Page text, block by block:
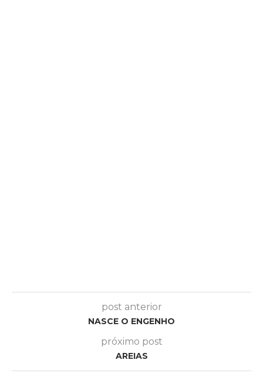
post anterior
NASCE O ENGENHO
próximo post
AREIAS